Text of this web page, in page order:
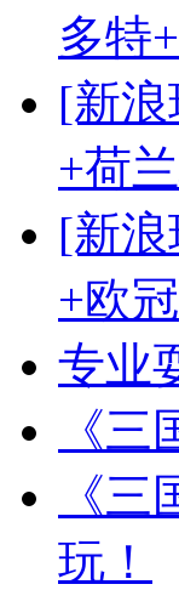
多特
[新
+荷
[新
+欧冠
专业
《
《
玩！